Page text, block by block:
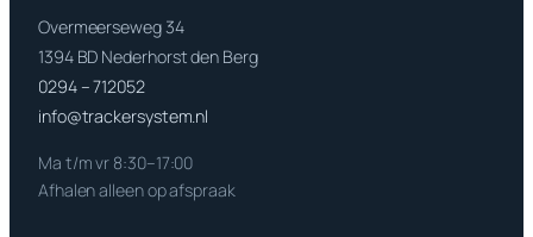
Overmeerseweg 34
1394 BD Nederhorst den Berg
0294 – 712052
info@trackersystem.nl
Ma t/m vr 8:30–17:00
Afhalen alleen op afspraak